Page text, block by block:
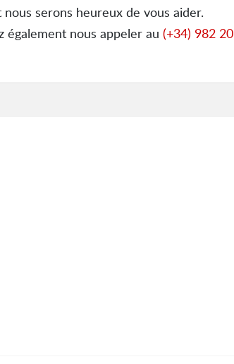
serons heureux de vous aider.
également nous appeler au (+34) 982 20